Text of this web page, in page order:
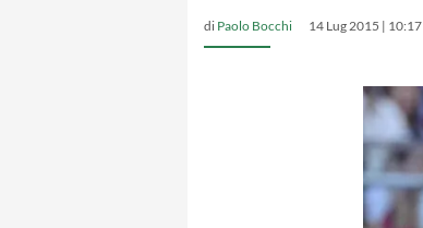
di Paolo Bocchi 14 Lug 2015 | 10:17